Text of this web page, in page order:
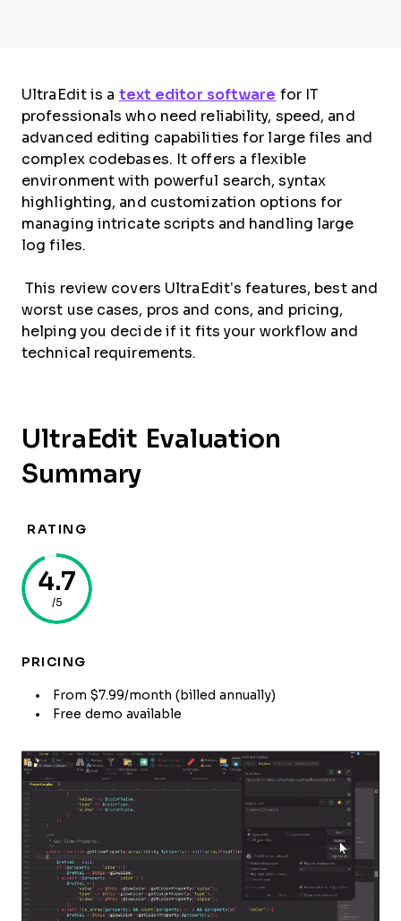
UltraEdit is a text editor software for IT
professionals who need reliability, speed, and
advanced editing capabilities for large files and
complex codebases. It offers a flexible
environment with powerful search, syntax
highlighting, and customization options for
managing intricate scripts and handling large
log files.
This review covers UltraEdit’s features, best and
worst use cases, pros and cons, and pricing,
helping you decide if it fits your workflow and
technical requirements.
UltraEdit Evaluation
Summary
RATING
4.7
/5
PRICING
From $7.99/month (billed annually)
Free demo available